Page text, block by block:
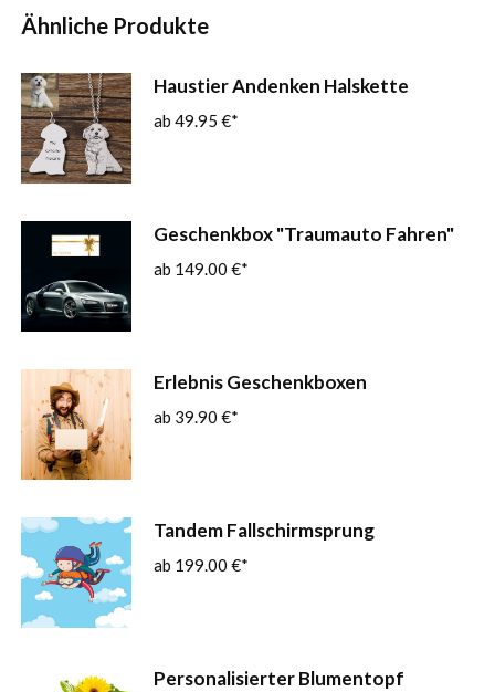
Ähnliche Produkte
Haustier Andenken Halskette
49.95 €
Geschenkbox "Traumauto Fahren"
149.00 €
Erlebnis Geschenkboxen
39.90 €
Tandem Fallschirmsprung
199.00 €
Personalisierter Blumentopf